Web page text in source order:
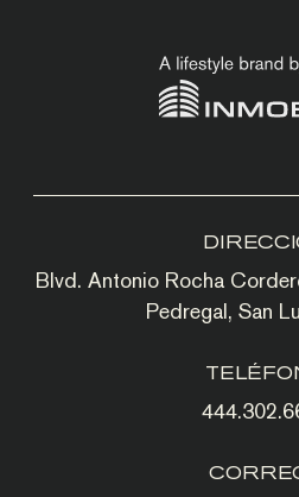
Blvd. Antonio Rocha
Pedregal, San